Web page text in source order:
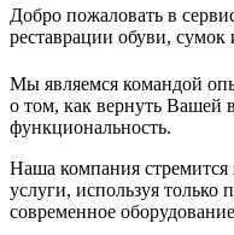
Добро пожаловать в
реставрации обуви,
Мы являемся командой
о том, как вернуть Вашей
функциональность.
Наша компания стремится
услуги, используя только
современное